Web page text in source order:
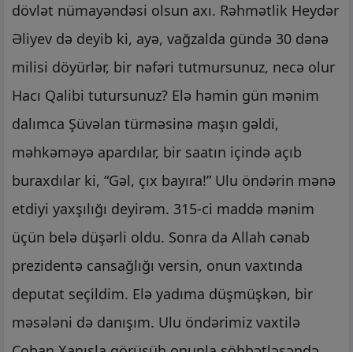
dövlət nümayəndəsi olsun axı. Rəhmətlik Heydər
Əliyev də deyib ki, ayə, vağzalda gündə 30 dənə
milisi döyürlər, bir nəfəri tutmursunuz, necə olur
Hacı Qalibi tutursunuz? Elə həmin gün mənim
dalımca Şüvəlan türməsinə maşın gəldi,
məhkəməyə apardılar, bir saatın içində açıb
buraxdılar ki, “Gəl, çıx bayıra!” Ulu öndərin mənə
etdiyi yaxşılığı deyirəm. 315-ci maddə mənim
üçün belə düşərli oldu. Sonra da Allah cənab
prezidentə cansağlığı versin, onun vaxtında
deputat seçildim. Elə yadıma düşmüşkən, bir
məsələni də danışım. Ulu öndərimiz vaxtilə